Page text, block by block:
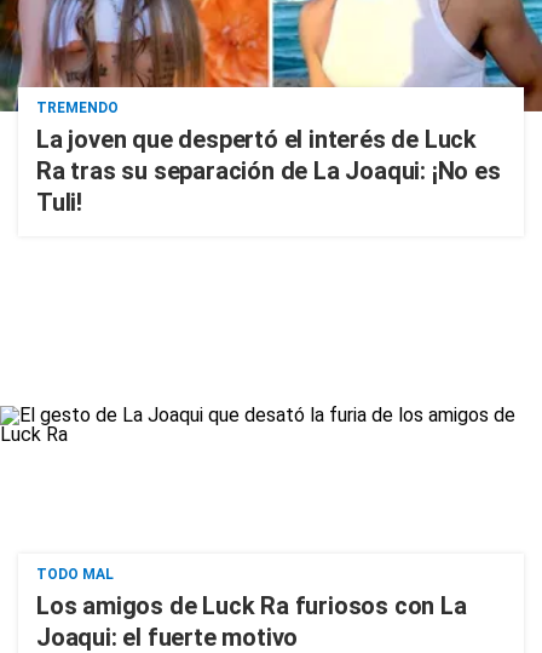
TREMENDO
La joven que despertó el interés de Luck
Ra tras su separación de La Joaqui: ¡No es
Tuli!
TODO MAL
Los amigos de Luck Ra furiosos con La
Joaqui: el fuerte motivo